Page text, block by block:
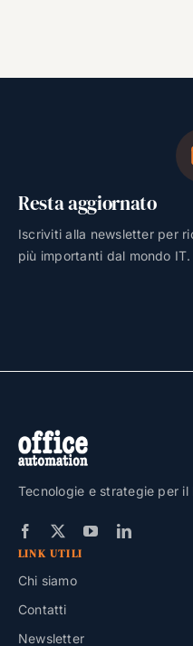
Resta aggiornato
Iscriviti alla newsletter per
più importanti dal mondo IT.
Tecnologie e strategie per
LINK UTILI
Chi siamo
Contatti
Newsletter